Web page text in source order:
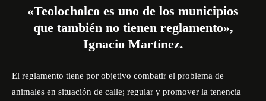
«Teolocholco es uno de los municipios
que también no tienen reglamento»,
Ignacio Martínez.
El reglamento tiene por objetivo combatir el problema de
animales en situación de calle; regular y promover la tenencia